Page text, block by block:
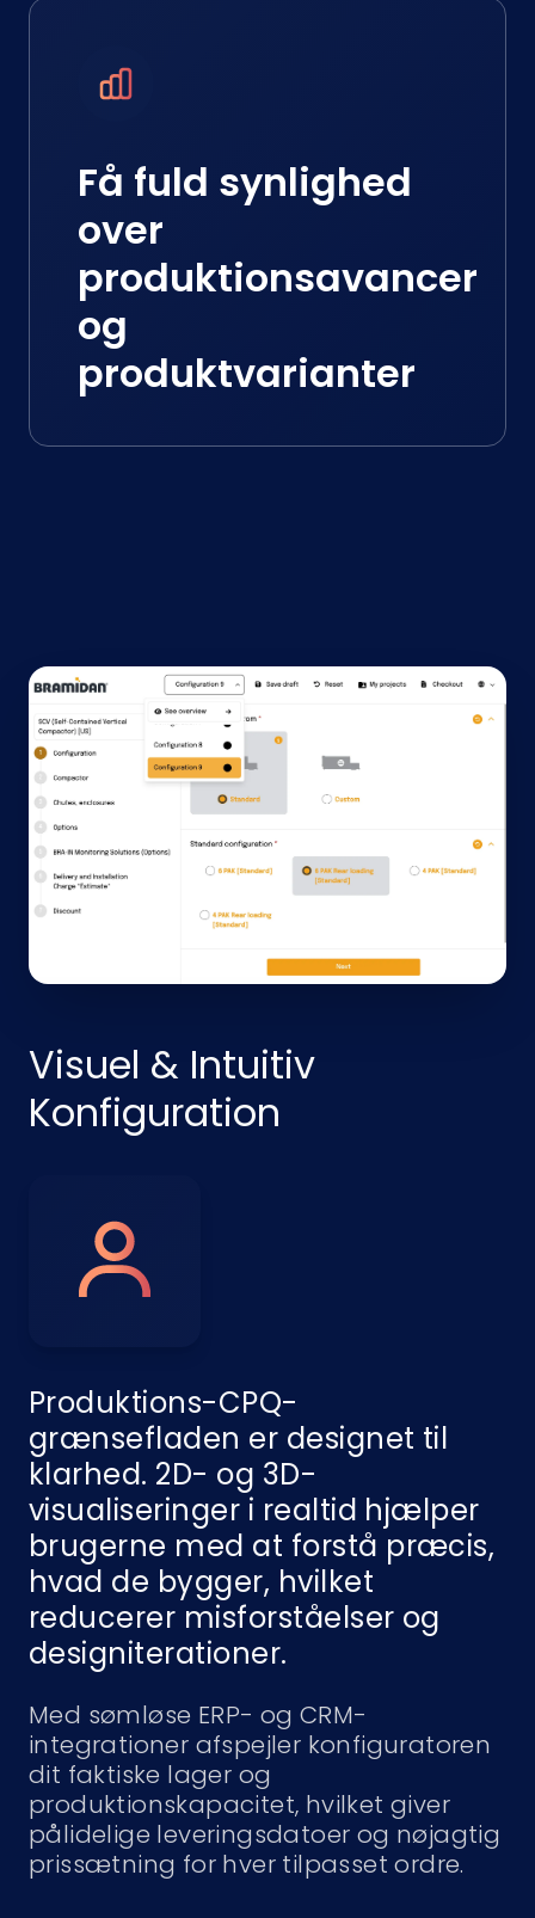
Få fuld synlighed
over
produktionsavancer
og
produktvarianter
Visuel & Intuitiv
Konfiguration
Produktions-CPQ-
grænsefladen er designet til
klarhed. 2D- og 3D-
visualiseringer i realtid hjælper
brugerne med at forstå præcis,
hvad de bygger, hvilket
reducerer misforståelser og
designiterationer.
Med sømløse ERP- og CRM-
integrationer afspejler konfiguratoren
dit faktiske lager og
produktionskapacitet, hvilket giver
pålidelige leveringsdatoer og nøjagtig
prissætning for hver tilpasset ordre.